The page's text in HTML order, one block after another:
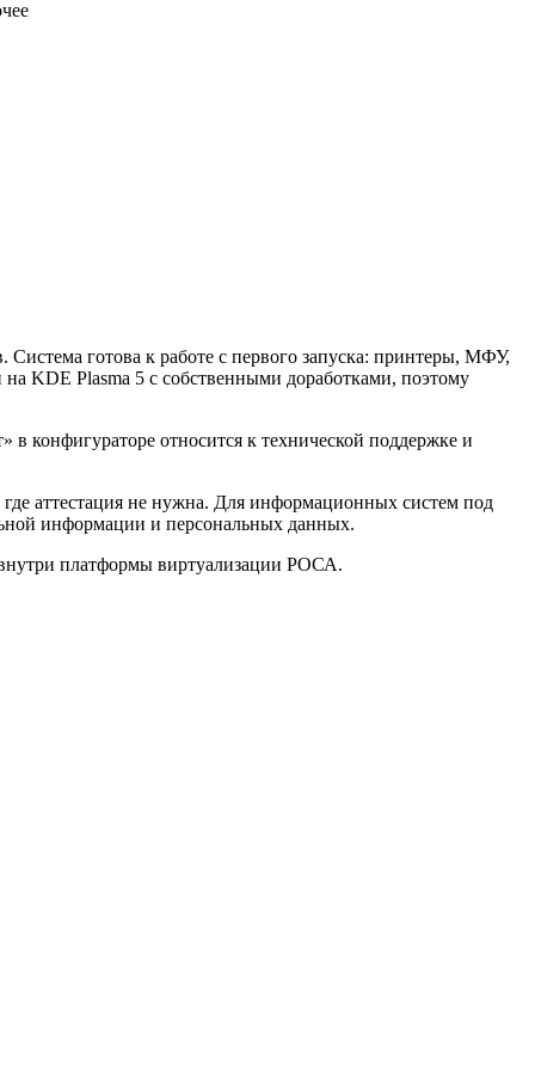
готова к работе с первого запуска: принтеры, МФУ,
KDE Plasma 5 с собственными доработками, поэтому
в конфигураторе относится к технической поддержке и
аттестация не нужна. Для информационных систем под
информации и персональных данных.
платформы виртуализации РОСА.